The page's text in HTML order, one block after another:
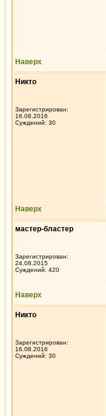
Наверх
Никто
Зарегистрирован:
16.08.2016
Суждений: 30
Наверх
мастер-бластер
Зарегистрирован:
24.08.2015
Суждений: 420
Наверх
Никто
Зарегистрирован:
16.08.2016
Суждений: 30